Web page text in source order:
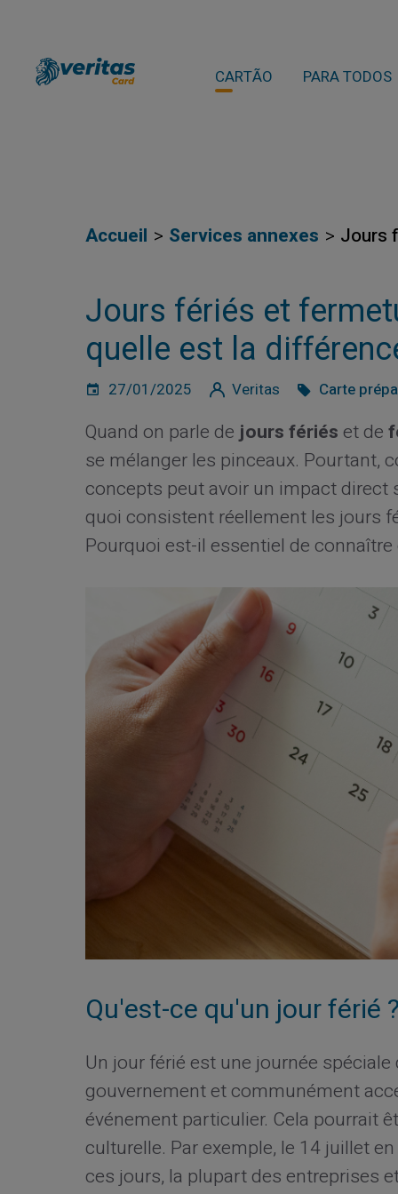
CARTÃO PARA TODOS
Accueil Services annexes Jours
Jours fériés et
quelle est la
27/01/2025 Veritas Carte
Quand on parle dejours fériéset de
se mélanger les pinceaux. Pourtant,
concepts peut avoir un impact direct
quoi consistent réellement les jours
Pourquoi est-il essentiel de
Qu'est-ce qu'un jour férié ?
Un jour férié est une journée
gouvernement et communément
événement particulier. Cela pourrait
culturelle. Par exemple, le 14 juillet
ces jours, la plupart des entreprises